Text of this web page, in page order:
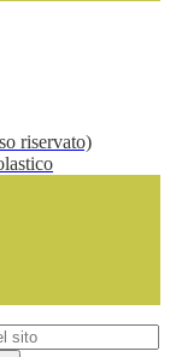
riservato)